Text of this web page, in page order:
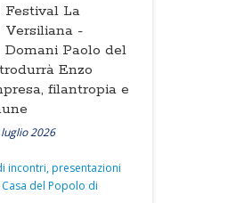
Festival La
Versiliana -
Domani Paolo del
Enzo
filantropia e
2026